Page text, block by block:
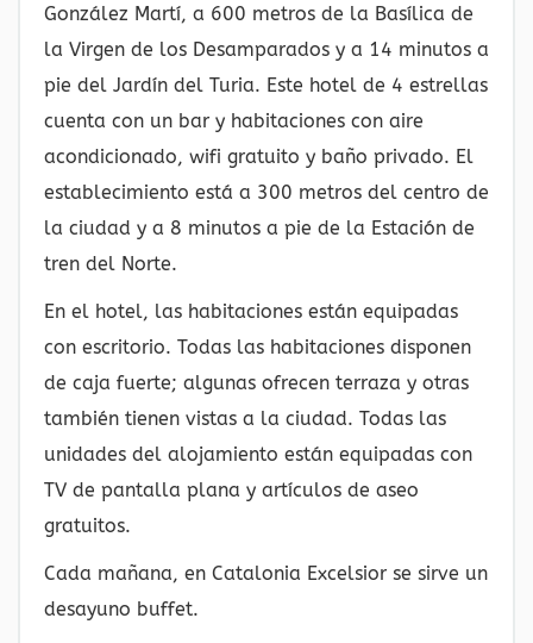
González Martí, a 600 metros de la Basílica de
la Virgen de los Desamparados y a 14 minutos a
pie del Jardín del Turia. Este hotel de 4 estrellas
cuenta con un bar y habitaciones con aire
acondicionado, wifi gratuito y baño privado. El
establecimiento está a 300 metros del centro de
la ciudad y a 8 minutos a pie de la Estación de
tren del Norte.
En el hotel, las habitaciones están equipadas
con escritorio. Todas las habitaciones disponen
de caja fuerte; algunas ofrecen terraza y otras
también tienen vistas a la ciudad. Todas las
unidades del alojamiento están equipadas con
TV de pantalla plana y artículos de aseo
gratuitos.
Cada mañana, en Catalonia Excelsior se sirve un
desayuno buffet.